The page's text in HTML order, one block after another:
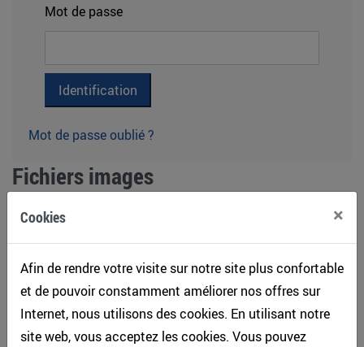
Cookies ×
Afin de rendre votre visite sur notre site plus confortable
et de pouvoir constamment améliorer nos offres sur
Internet, nous utilisons des cookies. En utilisant notre
site web, vous acceptez les cookies. Vous pouvez
Mot de passe
Mot de passe oublié ?
Fichiers images
» Facades
(80
A_couvrant_colore(28 )
B_teinte (7 )
C_traitement_non_filmoge(31 )